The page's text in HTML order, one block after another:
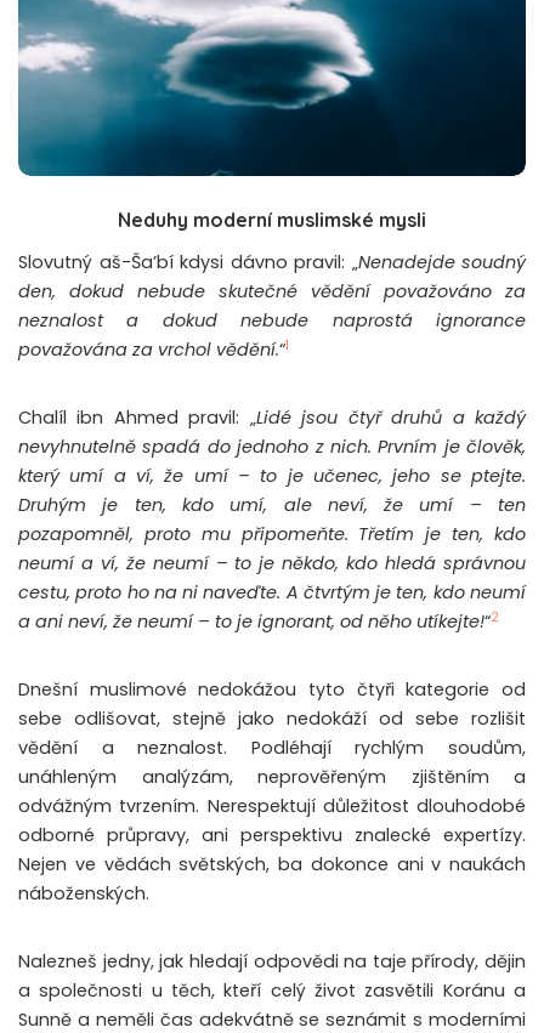
Neduhy moderní muslimské mysli
Slovutný aš-Ša’bí kdysi dávno pravil: „Nenadejde soudný
den, dokud nebude skutečné vědění považováno za
neznalost a dokud nebude naprostá ignorance
považována za vrchol vědění.“1
Chalíl ibn Ahmed pravil: „Lidé jsou čtyř druhů a každý
nevyhnutelně spadá do jednoho z nich. Prvním je člověk,
který umí a ví, že umí – to je učenec, jeho se ptejte.
Druhým je ten, kdo umí, ale neví, že umí – ten
pozapomněl, proto mu připomeňte. Třetím je ten, kdo
neumí a ví, že neumí – to je někdo, kdo hledá správnou
cestu, proto ho na ni naveďte. A čtvrtým je ten, kdo neumí
a ani neví, že neumí – to je ignorant, od něho utíkejte!“2
Dnešní muslimové nedokážou tyto čtyři kategorie od
sebe odlišovat, stejně jako nedokáží od sebe rozlišit
vědění a neznalost. Podléhají rychlým soudům,
unáhleným analýzám, neprověřeným zjištěním a
odvážným tvrzením. Nerespektují důležitost dlouhodobé
odborné průpravy, ani perspektivu znalecké expertízy.
Nejen ve vědách světských, ba dokonce ani v naukách
náboženských.
Nalezneš jedny, jak hledají odpovědi na taje přírody, dějin
a společnosti u těch, kteří celý život zasvětili Koránu a
Sunně a neměli čas adekvátně se seznámit s moderními